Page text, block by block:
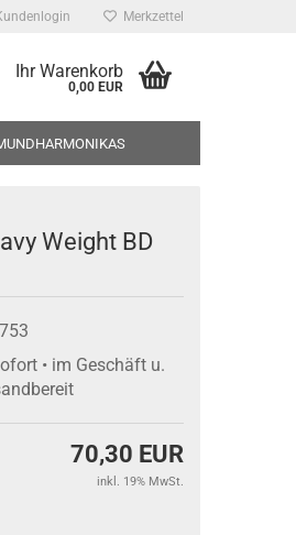
Merkzettel
Ihr Warenkorb
0,00 EUR
Weight BD
• im Geschäft u.
70,30 EUR
inkl. 19% MwSt.